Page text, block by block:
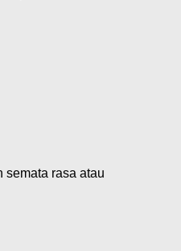
semata rasa atau